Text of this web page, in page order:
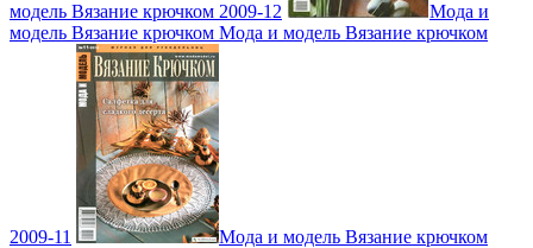
модель Вязание крючком 2009-12
Мода и
модель Вязание крючком Мода и модель Вязание крючком
2009-11 Мода и модель Вязание крючком